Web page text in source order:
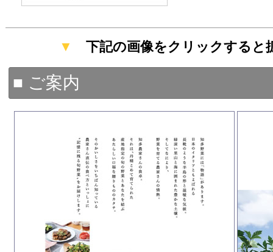
▼ 下記の画像をクリックする
■ ご案内